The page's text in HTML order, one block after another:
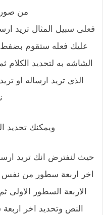
من
فعلى سبيل المثال تريد
عليك فعله ستقوم
الشاشه به لتحديد الكلام
الذى تريد ارساله او
ويمكنك تحديد
حيث لنفترض انك تريد
اخر اربعة سطور من نفس
الاربعة السطور الاولى
النص وتحديد اخر